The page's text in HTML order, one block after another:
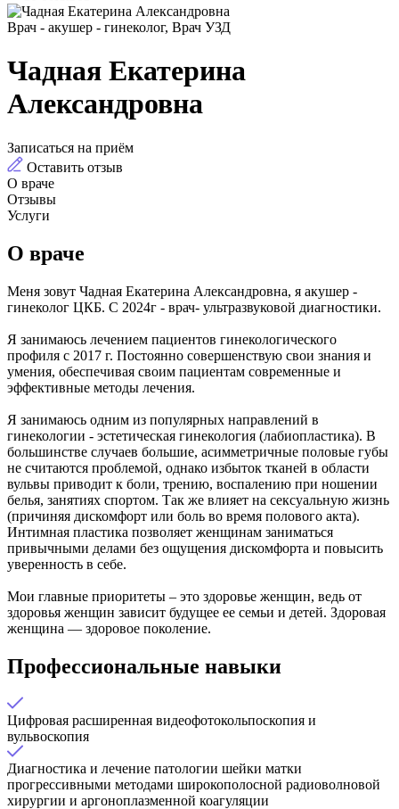
Врач - акушер - гинеколог, Врач УЗД
Чадная Екатерина
Александровна
Записаться на приём
Оставить отзыв
О враче
Отзывы
Услуги
О враче
Меня зовут Чадная Екатерина Александровна, я акушер -
гинеколог ЦКБ. С 2024г - врач- ультразвуковой диагностики.
Я занимаюсь лечением пациентов гинекологического
профиля с 2017 г. Постоянно совершенствую свои знания и
умения, обеспечивая своим пациентам современные и
эффективные методы лечения.
Я занимаюсь одним из популярных направлений в
гинекологии - эстетическая гинекология (лабиопластика). В
большинстве случаев большие, асимметричные половые губы
не считаются проблемой, однако избыток тканей в области
вульвы приводит к боли, трению, воспалению при ношении
белья, занятиях спортом. Так же влияет на сексуальную жизнь
(причиняя дискомфорт или боль во время полового акта).
Интимная пластика позволяет женщинам заниматься
привычными делами без ощущения дискомфорта и повысить
уверенность в себе.
Мои главные приоритеты – это здоровье женщин, ведь от
здоровья женщин зависит будущее ее семьи и детей. Здоровая
женщина — здоровое поколение.
Профессиональные навыки
Цифровая расширенная видеофотокольпоскопия и
вульвоскопия
Диагностика и лечение патологии шейки матки
прогрессивными методами широкополосной радиоволновой
хирургии и аргоноплазменной коагуляции